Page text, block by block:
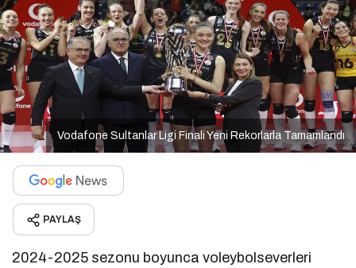
Vodafone Sultanlar Ligi Finali Yeni Rekorlarla Tamamlandı
PAYLAŞ
2024-2025 sezonu boyunca voleybolseverleri